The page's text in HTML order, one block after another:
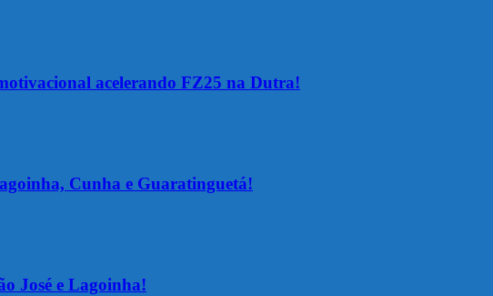
acelerando FZ25 na Dutra!
Cunha e Guaratinguetá!
José e Lagoinha!